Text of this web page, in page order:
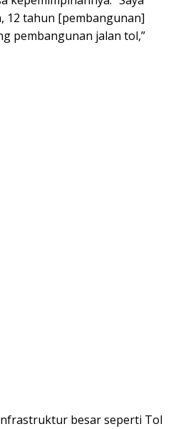
12 tahun [pembangunan]
pembangunan jalan tol,”
besar seperti Tol